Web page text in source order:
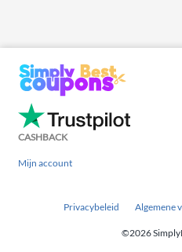
CASHBACK
Mijn account
Privacybeleid Algemene
©2026